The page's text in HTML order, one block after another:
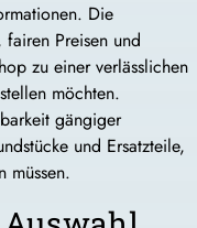
Die
Preisen und
zu einer verlässlichen
möchten.
gängiger
und Ersatzteile,
müssen.